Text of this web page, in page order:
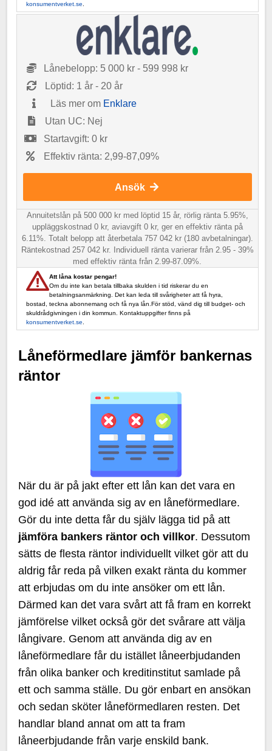
konsumentverket.se
Lånebelopp: 5 000 kr - 599 998 kr
Löptid: 1 år - 20 år
Läs mer om Enklare
Utan UC: Nej
Startavgift: 0 kr
Effektiv ränta: 2,99-87,09%
Ansök
Annuitetslån på 500 000 kr med löptid 15 år, rörlig ränta 5.95%,
uppläggskostnad 0 kr, aviavgift 0 kr, ger en effektiv ränta på
6.11%. Totalt belopp att återbetala 757 042 kr (180 avbetalningar).
Räntekostnad 257 042 kr. Individuell ränta varierar från 2.95 - 39%
med effektiv ränta från 2.99-87.09%.
Att låna kostar pengar!
Om du inte kan betala tillbaka skulden i tid riskerar du en
betalningsanmärkning. Det kan leda till svårigheter att få hyra,
bostad, teckna abonnemang och få nya lån.För stöd, vänd dig till budget- och
skuldrådgivningen i din kommun. Kontaktuppgifter finns på
konsumentverket.se
Låneförmedlare jämför bankernas
räntor
När du är på jakt efter ett lån kan det vara en
god idé att använda sig av en låneförmedlare.
Gör du inte detta får du själv lägga tid på att
jämföra bankers räntor och villkor. Dessutom
sätts de flesta räntor individuellt vilket gör att du
aldrig får reda på vilken exakt ränta du kommer
att erbjudas om du inte ansöker om ett lån.
Därmed kan det vara svårt att få fram en korrekt
jämförelse vilket också gör det svårare att välja
långivare. Genom att använda dig av en
låneförmedlare får du istället låneerbjudanden
från olika banker och kreditinstitut samlade på
ett och samma ställe. Du gör enbart en ansökan
och sedan sköter låneförmedlaren resten. Det
handlar bland annat om att ta fram
låneerbjudande från varje enskild bank.